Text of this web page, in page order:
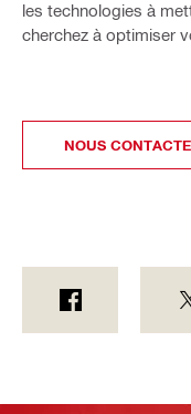
les technologies à
cherchez à optimiser
NOUS